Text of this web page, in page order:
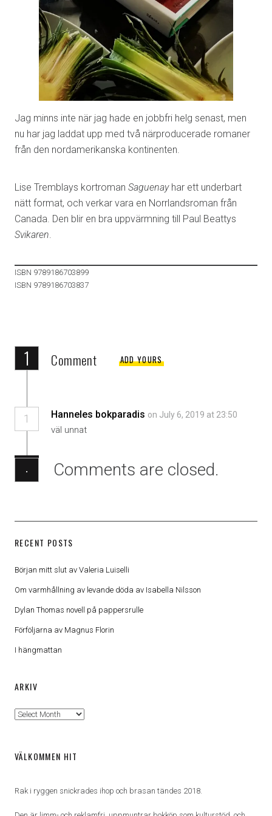
Jag minns inte när jag hade en jobbfri helg senast, men
nu har jag laddat upp med två närproducerade romaner
från den nordamerikanska kontinenten.
Lise Tremblays kortroman Saguenayhar ett underbart
nätt format, och verkar vara en Norrlandsroman från
Canada. Den blir en bra uppvärmning till Paul Beattys
Svikaren.
ISBN 9789186703899
ISBN 9789186703837
1 Comment ADD YOURS
1 Hanneles bokparadis on July 6, 2019 at 23:50
väl unnat
· Comments are closed.
RECENT POSTS
Början mitt slut av Valeria Luiselli
Om varmhållning av levande döda av Isabella Nilsson
Dylan Thomas novell på pappersrulle
Förföljarna av Magnus Florin
I hängmattan
ARKIV
Arkiv
VÄLKOMMEN HIT
Rak i ryggen snickrades ihop och brasan tändes 2018.